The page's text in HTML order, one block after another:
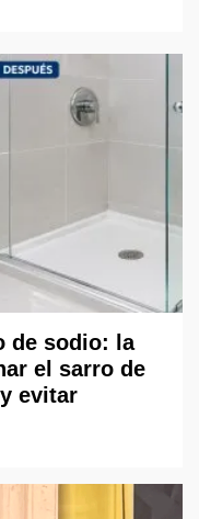
de sodio: la
el sarro de
evitar